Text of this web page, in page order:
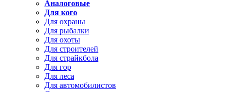
Аналоговые
Для кого
Для охраны
Для рыбалки
Для охоты
Для строителей
Для страйкбола
Для гор
Для леса
Для автомобилистов